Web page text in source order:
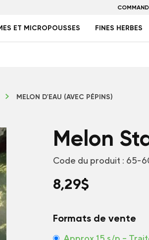
ET MICROPOUSSES FINES HERBES
MELON D'EAU (AVEC PÉPINS)
Melon
Code du produit : 65-
8,29$
Formats de vente